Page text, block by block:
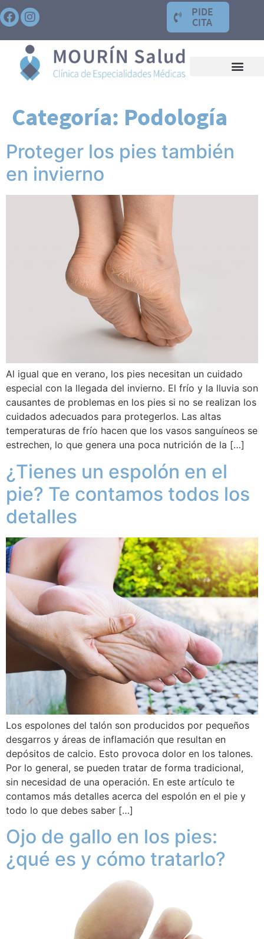
PIDE
CITA
Categoría: Podología
Proteger los pies también
en invierno
Al igual que en verano, los pies necesitan un cuidado
especial con la llegada del invierno. El frío y la lluvia son
causantes de problemas en los pies si no se realizan los
cuidados adecuados para protegerlos. Las altas
temperaturas de frío hacen que los vasos sanguíneos se
estrechen, lo que genera una poca nutrición de la […]
¿Tienes un espolón en el
pie? Te contamos todos los
detalles
Los espolones del talón son producidos por pequeños
desgarros y áreas de inflamación que resultan en
depósitos de calcio. Esto provoca dolor en los talones.
Por lo general, se pueden tratar de forma tradicional,
sin necesidad de una operación. En este artículo te
contamos más detalles acerca del espolón en el pie y
todo lo que debes saber […]
Ojo de gallo en los pies:
¿qué es y cómo tratarlo?